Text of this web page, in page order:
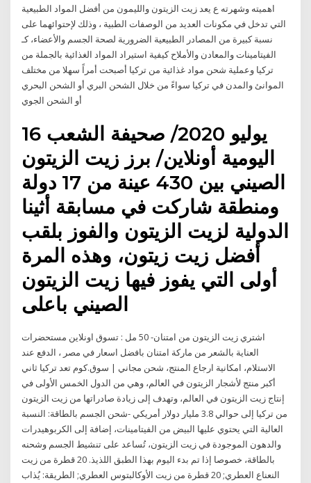
اهميته وشهرته ع يعد زيت الزيتون والليمون من أفضل المواد الطبيعية
التي تدخل في مكونات العديد من الوصفات الطبية ، وذلك لإحتوائهما على
نسبة كبيرة من المصادر الطبيعية الضرورية لصحة الجسم والأعضاء، كـ
الفيتامينات والمعادن والأملاح كيفية استيراد المواد الغذائية بالجملة من
تركيا وعملية شحن مواد غذائية من تركيا أصبحت أمراً سهلا من مختلف
الموانئ والمدن في تركيا سواءً من خلال الشحن البري أو الشحن البحري
أو الشحن الجوي
16 يوليو 2020/ صحيفة الشعب
اليومية أونلاين/ برز زيت الزيتون
الصيني بين 430 عينة من 17 دولة
ومنطقة شاركت في مسابقة أثينا
الدولية لزيت الزيتون والفوز بلقب
أفضل زيت زيتون، وهذه المرة
أولى التي يفوز فيها زيت الزيتون
الصيني باعلى
اشتري زيت الزيتون من امتنان- 50 مل : تسوق اونلاين مستحضرات
العناية بالشعر من ماركة امتنان بافضل اسعار في مصر ، الدفع عند
الاستلام، امكانية ارجاع المنتج، شحن مجاني | سوق.كوم تعد تركيا ثاني
أكبر منتج لأشجار الزيتون في العالم، وهي من الدول الخمس الأولى في
إنتاج زيت الزيتون في العالم، وتهدف إلى زيادة صادراتها من زيت الزيتون
من تركيا إلى حوالي 3.8 مليار دولار أمريكي -شحن الجسم بالطاقة: النسبة
العالية التي يحتوي عليها البيض من الفيتامينات، إضافة إلى الكربوهيدرات
والدهون الموجودة في زيت الزيتون، تُساعد على تنشيط الجسم وشحنه
بالطاقة، خصوصا إذا تم بدء اليوم بهذا الطبق اللذيذ. 20 قطرة من زيت
النعناع العطري; 20 قطرة من زيت الأوكالبتوس العطري; الطريقة: يُذاب